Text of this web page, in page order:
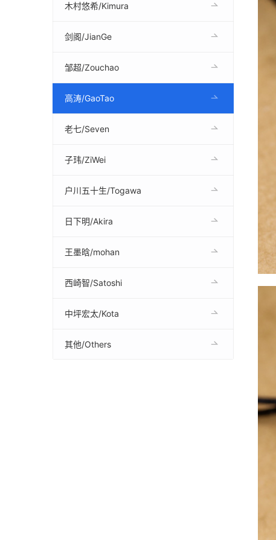
木村悠希/Kimura
剑阁/JianGe
邹超/Zouchao
高涛/GaoTao
老七/Seven
子玮/ZiWei
户川五十生/Togawa
日下明/Akira
王墨晗/mohan
西崎智/Satoshi
中坪宏太/Kota
其他/Others